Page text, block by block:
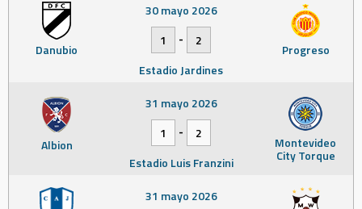
Danubio Progreso
30 mayo 2026
1
-
2
Estadio Jardines
Albion Montevideo
City Torque
31 mayo 2026
1
-
2
Estadio Luis Franzini
31 mayo 2026